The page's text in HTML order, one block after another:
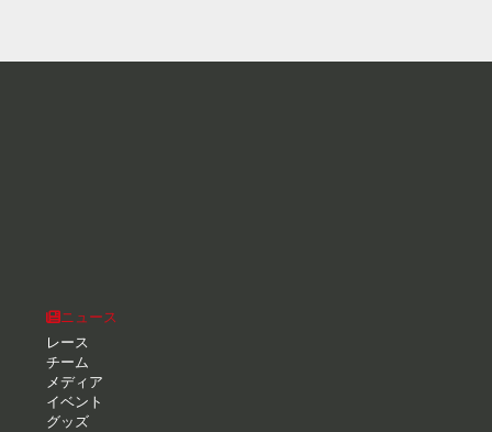
ニュース
レース
チーム
メディア
イベント
グッズ